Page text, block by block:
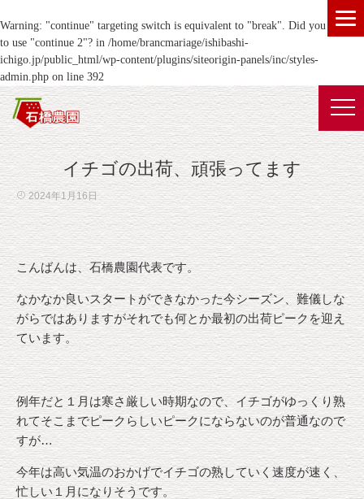
Warning: "continue" targeting switch is equivalent to "break". Did you mean
to use "continue 2"? in /home/brancmariage/ishibashi-
ichigo.jp/public_html/wp-content/plugins/siteorigin-panels/inc/styles-
admin.php on line 392
イチゴの出荷、頑張ってます
2024年1月16日
こんばんは、石橋農園代表です。
なかなか良いスタートができなかった今シーズン、難儀しな
がらではありますがそれでも何とか最初の出荷ピークを迎え
ています。
例年だと１月は寒さ厳しい時期なので、イチゴがゆっくり熟
れてそこまでピークらしいピークにならないのが普通なので
すが…
今年は高い気温のおかげでイチゴの熟していく速度が速く、
忙しい１月になりそうです。